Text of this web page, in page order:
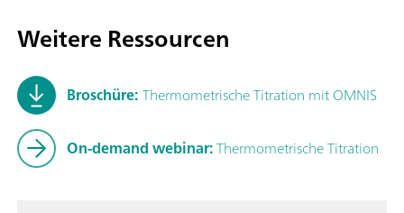
Weitere Ressourcen
Broschüre:Thermometrische Titration mit OMNIS
On-demand webinar:Thermometrische Titration